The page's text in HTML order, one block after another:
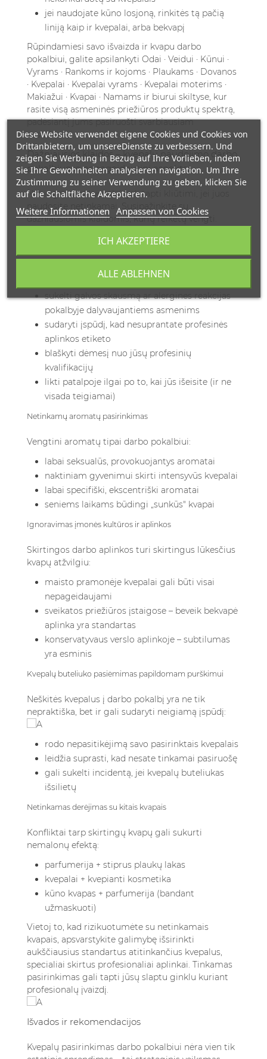
jei naudojate kūno losjoną, rinkitės tą pačią
liniją kaip ir kvepalai, arba bekvapį
Rūpindamiesi savo išvaizda ir kvapu darbo
pokalbiui, galite apsilankyti Odai · Veidui · Kūnui ·
Vyrams · Rankoms ir kojoms · Plaukams · Dovanos
· Kvepalai · Kvepalai vyrams · Kvepalai moterims ·
Makiažui · Kvapai · Namams ir biurui skiltyse, kur
rasite visą asmeninės priežiūros produktų spektrą,
padėsiantį jums pasiruošti svarbiausiam
susitikimui.
Dažniausios klaidos – kvepalų naudojimo darbo
pokalbiuose nepageidautini aspektai
Net ir geriausi kvepalai gali tapti kliūtimi, jei juos
naudosite netinkamai. Susipažinkite su
dažniausiomis klaidomis, kurių reikėtų vengti.
Perdozavimas – dažniausia klaida
paplitusi klaida. Ji gali:
sukelti galvos skausmą ar alergines reakcijas
pokalbyje dalyvaujantiems asmenims
sudaryti įspūdį, kad nesuprantate profesinės
aplinkos etiketo
blaškyti dėmesį nuo jūsų profesinių
kvalifikacijų
likti patalpoje ilgai po to, kai jūs išeisite (ir ne
visada teigiamai)
Netinkamų aromatų pasirinkimas
Vengtini aromatų tipai darbo pokalbiui:
labai seksualūs, provokuojantys aromatai
naktiniam gyvenimui skirti intensyvūs kvepalai
labai specifiški, ekscentriški aromatai
seniems laikams būdingi „sunkūs" kvapai
Ignoravimas įmonės kultūros ir aplinkos
Skirtingos darbo aplinkos turi skirtingus lūkesčius
kvapų atžvilgiu:
maisto pramonėje kvepalai gali būti visai
nepageidaujami
sveikatos priežiūros įstaigose – beveik bekvapė
aplinka yra standartas
konservatyvaus verslo aplinkoje – subtilumas
yra esminis
Kvepalų buteliuko pasiėmimas papildomam purškimui
Neškitės kvepalus į darbo pokalbį yra ne tik
nepraktiška, bet ir gali sudaryti neigiamą įspūdį:
rodo nepasitikėjimą savo pasirinktais kvepalais
leidžia suprasti, kad nesate tinkamai pasiruošę
gali sukelti incidentą, jei kvepalų buteliukas
išsilietų
Netinkamas derėjimas su kitais kvapais
Konfliktai tarp skirtingų kvapų gali sukurti
nemalonų efektą:
parfumerija + stiprus plaukų lakas
kvepalai + kvepianti kosmetika
kūno kvapas + parfumerija (bandant
užmaskuoti)
Vietoj to, kad rizikuotumėte su netinkamais
kvapais, apsvarstykite galimybę išsirinkti
aukščiausius standartus atitinkančius kvepalus,
specialiai skirtus profesionaliai aplinkai. Tinkamas
pasirinkimas gali tapti jūsų slaptu ginklu kuriant
profesionalų įvaizdį.
Išvados ir rekomendacijos
Kvepalų pasirinkimas darbo pokalbiui nėra vien tik
Diese Website verwendet eigene Cookies und Cookies von
Drittanbietern, um unsereDienste zu verbessern. Und
zeigen Sie Werbung in Bezug auf Ihre Vorlieben, indem
Sie Ihre Gewohnheiten analysieren navigation. Um Ihre
Zustimmung zu seiner Verwendung zu geben, klicken Sie
auf die Schaltfläche Akzeptieren.
Weitere Informationen Anpassen von Cookies
ALLE ABLEHNEN
ICH AKZEPTIERE